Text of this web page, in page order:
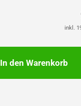
inkl.
In den Warenkorb